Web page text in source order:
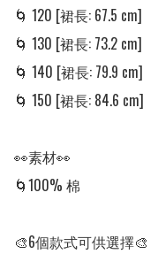
🌀 120 [裙長: 67.5 cm]
🌀 130 [裙長: 73.2 cm]
🌀 140 [裙長: 79.9 cm]
🌀 150 [裙長: 84.6 cm]
👀素材👀
🌀100% 棉
🎨6個款式可供選擇🎨